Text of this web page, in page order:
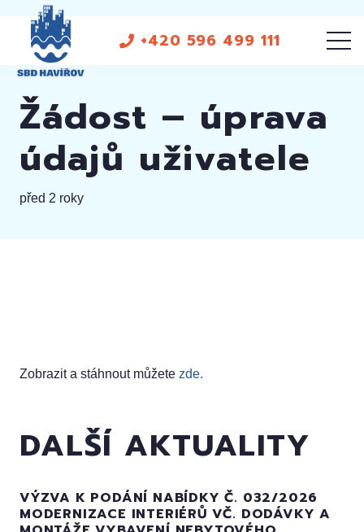
+420 596 499 111
Žádost – úprava
údajů uživatele
před 2 roky
Zobrazit a stáhnout můžete zde.
DALŠÍ AKTUALITY
VÝZVA K PODÁNÍ NABÍDKY Č. 032/2026
MODERNIZACE INTERIÉRŮ VČ. DODÁVKY A